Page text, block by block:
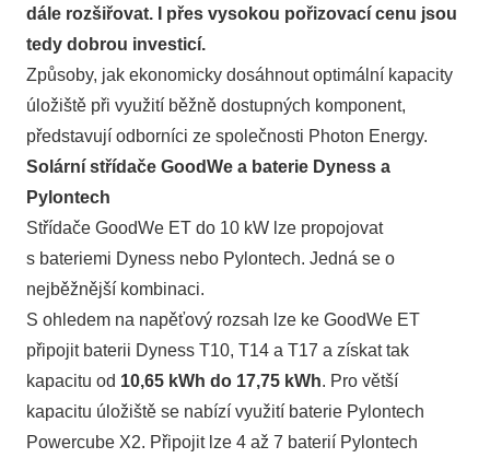
dále rozšiřovat. I přes vysokou pořizovací cenu jsou
tedy dobrou investicí.
Způsoby, jak ekonomicky dosáhnout optimální kapacity
úložiště při využití běžně dostupných komponent,
představují odborníci ze společnosti Photon Energy.
Solární střídače GoodWe a baterie Dyness a
Pylontech
Střídače GoodWe ET do 10 kW lze propojovat
s bateriemi Dyness nebo Pylontech. Jedná se o
nejběžnější kombinaci.
S ohledem na napěťový rozsah lze ke GoodWe ET
připojit baterii Dyness T10, T14 a T17 a získat tak
kapacitu od 10,65 kWh do 17,75 kWh. Pro větší
kapacitu úložiště se nabízí využití baterie Pylontech
Powercube X2. Připojit lze 4 až 7 baterií Pylontech